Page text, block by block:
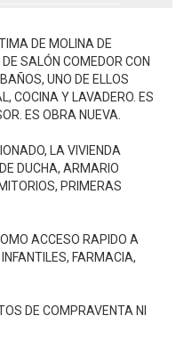
DE MOLINA DE
SALÓN COMEDOR CON
UNO DE ELLOS
COCINA Y LAVADERO. ES
ES OBRA NUEVA.
LA VIVIENDA
DUCHA, ARMARIO
PRIMERAS
ACCESO RAPIDO A
FARMACIA,
DE COMPRAVENTA NI